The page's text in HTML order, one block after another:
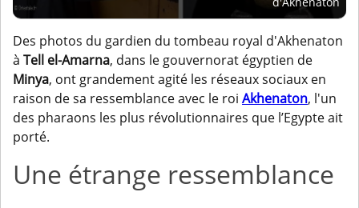
Des photos du gardien du tombeau royal d'Akhenaton
à Tell el-Amarna, dans le gouvernorat égyptien de
Minya, ont grandement agité les réseaux sociaux en
raison de sa ressemblance avec le roi Akhenaton, l'un
des pharaons les plus révolutionnaires que l’Egypte ait
porté.
Une étrange ressemblance